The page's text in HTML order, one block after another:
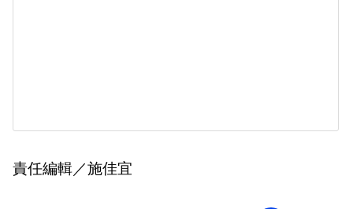
責任編輯／施佳宜